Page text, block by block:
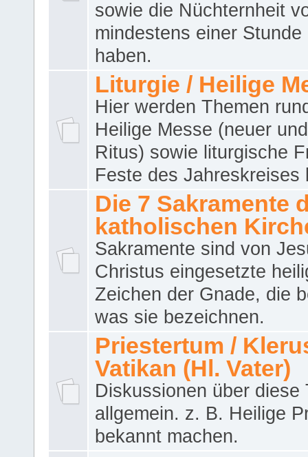
sowie die Nüchternheit
mindestens einer Stunde
haben.
Liturgie / Heilige
Hier werden Themen
Heilige Messe (neuer
Ritus) sowie liturgische
Feste des Jahreskreises
Die 7 Sakramente
katholischen
Sakramente sind von
Christus eingesetzte
Zeichen der Gnade, die
was sie bezeichnen.
Priestertum /
Vatikan (Hl. Vater)
Diskussionen über diese
allgemein. z. B. Heilige
bekannt machen.